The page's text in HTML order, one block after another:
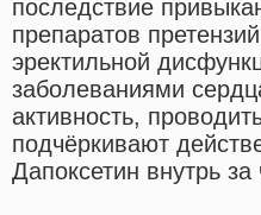
последствие
препаратов
эректильной
заболеваниями
активность,
подчёркивают
Дапоксетин внутрь за